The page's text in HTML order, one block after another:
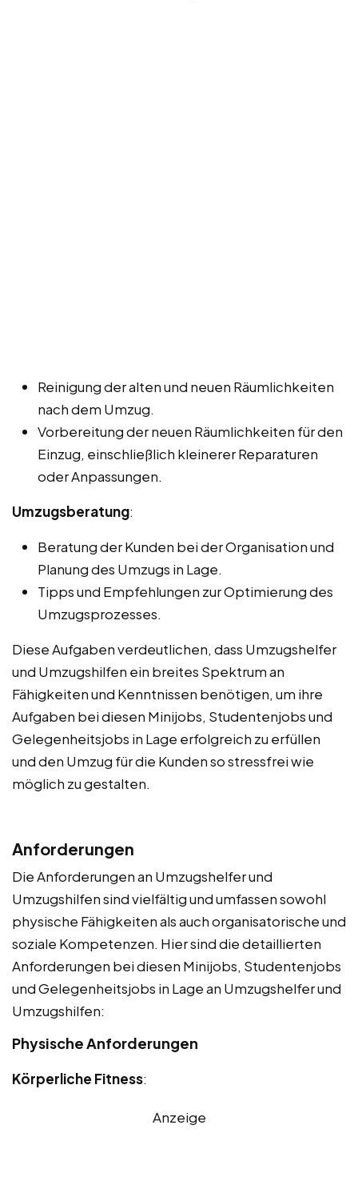
Reinigung der alten und neuen Räumlichkeiten
nach dem Umzug.
Vorbereitung der neuen Räumlichkeiten für den
Einzug, einschließlich kleinerer Reparaturen
oder Anpassungen.
Umzugsberatung:
Beratung der Kunden bei der Organisation und
Planung des Umzugs in Lage.
Tipps und Empfehlungen zur Optimierung des
Umzugsprozesses.
Diese Aufgaben verdeutlichen, dass Umzugshelfer
und Umzugshilfen ein breites Spektrum an
Fähigkeiten und Kenntnissen benötigen, um ihre
Aufgaben bei diesen Minijobs, Studentenjobs und
Gelegenheitsjobs in Lage erfolgreich zu erfüllen
und den Umzug für die Kunden so stressfrei wie
möglich zu gestalten.
Anforderungen
Die Anforderungen an Umzugshelfer und
Umzugshilfen sind vielfältig und umfassen sowohl
physische Fähigkeiten als auch organisatorische und
soziale Kompetenzen. Hier sind die detaillierten
Anforderungen bei diesen Minijobs, Studentenjobs
und Gelegenheitsjobs in Lage an Umzugshelfer und
Umzugshilfen:
Physische Anforderungen
Körperliche Fitness:
Anzeige